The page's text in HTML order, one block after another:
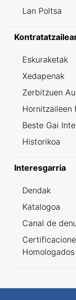
Lan Poltsa
Eskuraketak
Xedapenak
Zerbitzuen
Hornitzaileen
Beste Gai
Historikoa
Interesgarria
Dendak
Katalogoa
Canal de
Homologados